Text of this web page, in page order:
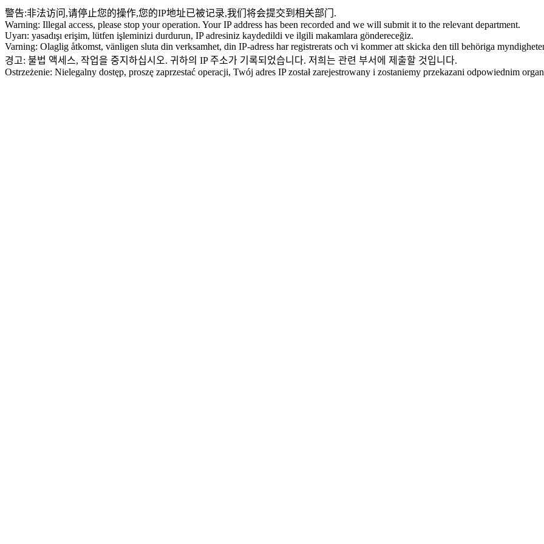
警告:非法访问,请停止您的操作,您的IP地址已被记录,我们将会提交到相关部门.
Warning: Illegal access, please stop your operation. Your IP address has been recorded and we will submit it to the relevant department.
Uyarı: yasadışı erişim, lütfen işleminizi durdurun, IP adresiniz kaydedildi ve ilgili makamlara göndereceğiz.
Varning: Olaglig åtkomst, vänligen sluta din verksamhet, din IP-adress har registrerats och vi kommer att skicka den till behöriga
경고: 불법 액세스, 작업을 중지하십시오. 귀하의 IP 주소가 기록되었습니다. 저희는 관련 부서에 제출할 것입니다.
Ostrzeżenie: Nielegalny dostęp, proszę zaprzestać operacji, Twój adres IP został zarejestrowany i zostaniemy przekazani odpowiednim